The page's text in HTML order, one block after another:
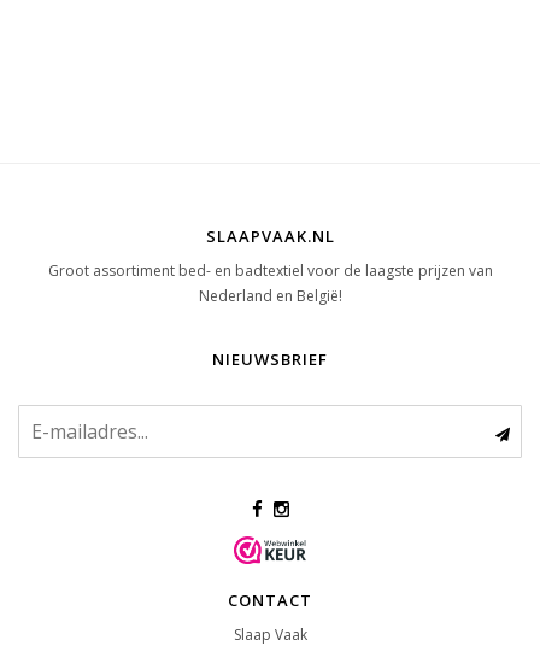
SLAAPVAAK.NL
Groot assortiment bed- en badtextiel voor de laagste prijzen van
Nederland en België!
NIEUWSBRIEF
CONTACT
Slaap Vaak